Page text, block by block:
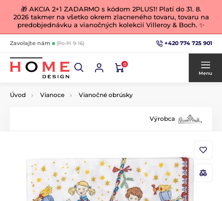
🎁 AKCIA 2+1 ZADARMO s kódom 2PLUS1! Platí do 31. 8.
2026 takmer na všetko okrem zlacneného tovaru, tovaru na
predobjednávku a vianočných kolekcií Villeroy & Boch. ✨
Zavolajte nám (Po-Pi 9-16) +420 774 725 901
0
Menu
Úvod Vianoce Vianočné obrúsky
Výrobca